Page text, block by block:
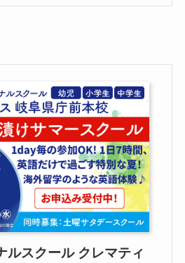
ルスクール クレマティ